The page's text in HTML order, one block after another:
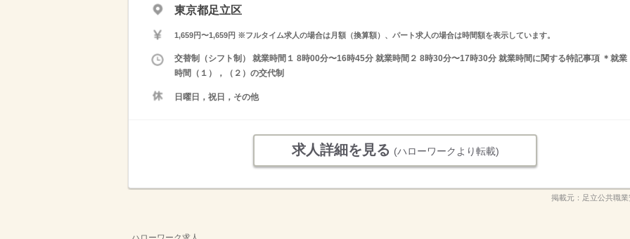
東京都足立区
1,659円〜1,659円 ※フルタイム求人の場合は月額（換算額）、パート求人の場合は時間額を表示しています。
交替制（シフト制） 就業時間１ 8時00分〜16時45分 就業時間２ 8時30分〜17時30分 就業時間に関する特記事項 ＊就業
時間（１），（２）の交代制
日曜日，祝日，その他
求人詳細を見る (ハローワークより転載)
掲載元： 足立公共職